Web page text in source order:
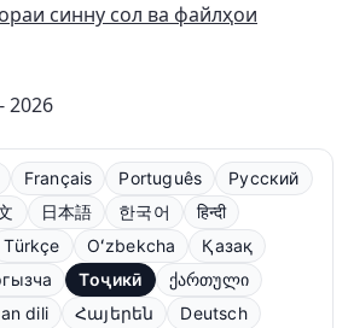
синну сол ва файлҳои
2026
Français Português
Русский
日本語 한국어
हिन्दी
Türkçe Oʻzbekcha
Қазақ
Тоҷикӣ
ქართული
dili Հայերեն Deutsch